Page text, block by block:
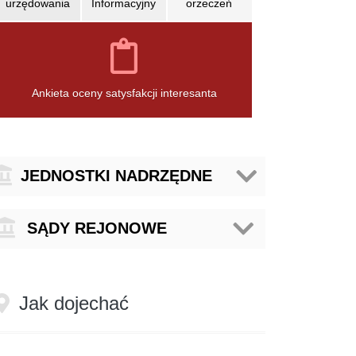
urzędowania Informacyjny
otwiera
się
nowym
oknie
orzeczeń
otwiera
oknie
Ankieta oceny satysfakcji interesanta
JEDNOSTKI NADRZĘDNE
SĄDY REJONOWE
Jak dojechać